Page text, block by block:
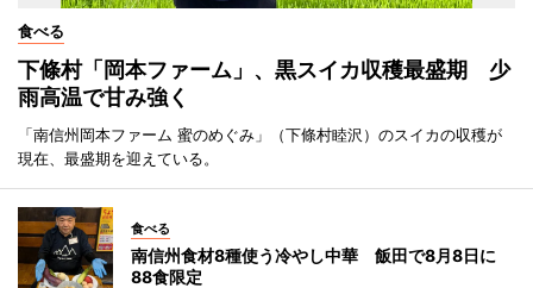
食べる
下條村「岡本ファーム」、黒スイカ収穫最盛期 少
雨高温で甘み強く
「南信州岡本ファーム 蜜のめぐみ」（下條村睦沢）のスイカの収穫が
現在、最盛期を迎えている。
食べる
南信州食材8種使う冷やし中華 飯田で8月8日に
88食限定